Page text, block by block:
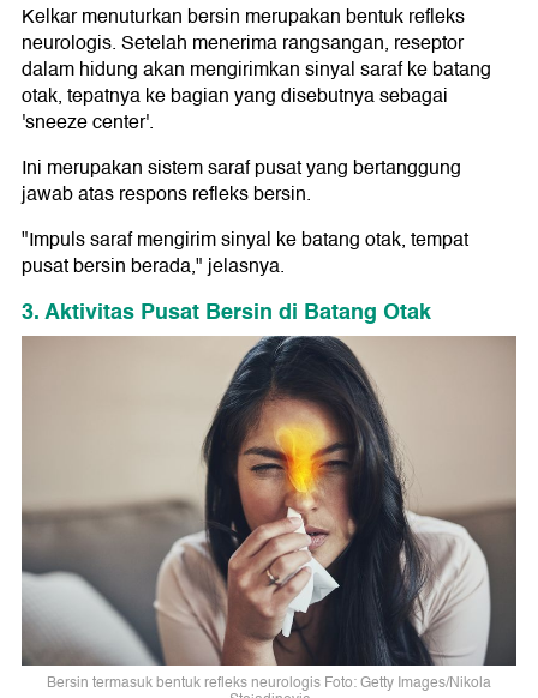
Kelkar menuturkan bersin merupakan bentuk refleks
neurologis. Setelah menerima rangsangan, reseptor
dalam hidung akan mengirimkan sinyal saraf ke batang
otak, tepatnya ke bagian yang disebutnya sebagai
'sneeze center'.
Ini merupakan sistem saraf pusat yang bertanggung
jawab atas respons refleks bersin.
"Impuls saraf mengirim sinyal ke batang otak, tempat
pusat bersin berada," jelasnya.
3. Aktivitas Pusat Bersin di Batang Otak
Bersin termasuk bentuk refleks neurologis Foto: Getty Images/Nikola